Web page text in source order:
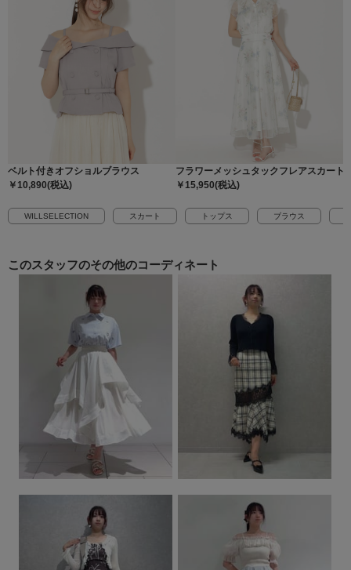
ベルト付きオフショルブラウス
￥10,890(税込)
フラワーメッシュタックフレアスカート
￥15,950(税込)
WILLSELECTION スカート トップス ブラウス
このスタッフのその他のコーディネート